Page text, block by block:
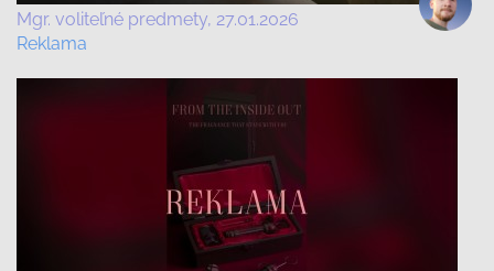
Mgr. voliteľné predmety 27.01.2026
Reklama